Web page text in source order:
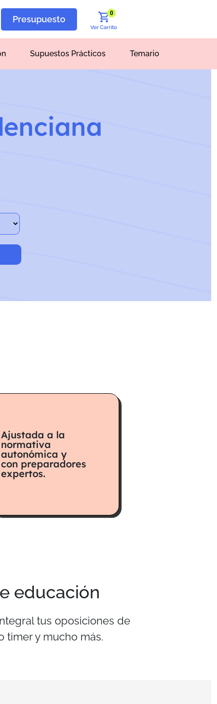
Presupuesto
0
Supuestos Prácticos Temario
Ajustada a la
normativa
autonómica y
con preparadores
expertos.
educación
tus oposiciones de
timer y mucho más.